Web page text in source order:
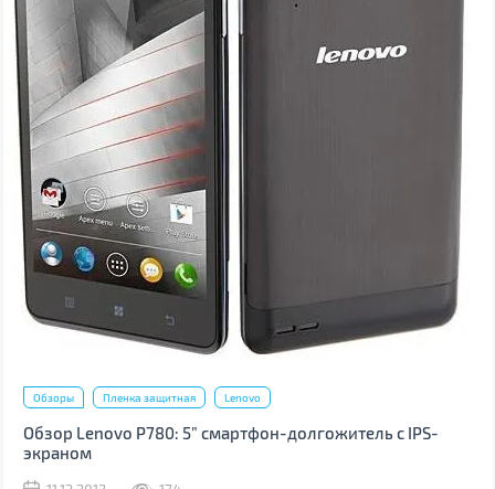
Обзоры Пленка защитная Lenovo
Обзор Lenovo P780: 5” смартфон-долгожитель с IPS-
экраном